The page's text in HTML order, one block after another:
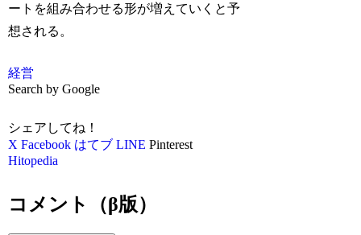
ートを組み合わせる形が増えていくと予
想される。
経営
Search by Google
シェアしてね！
X Facebook はてブ LINE Pinterest
Hitopedia
コメント（β版）